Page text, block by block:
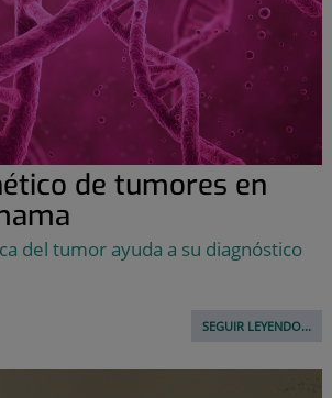
de tumores en
del tumor ayuda a su diagnóstico
SEGUIR LEYENDO...